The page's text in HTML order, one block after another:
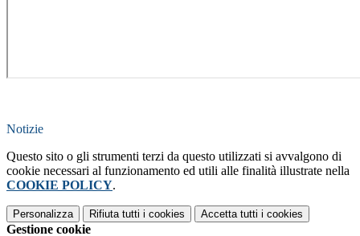
Notizie
Questo sito o gli strumenti terzi da questo utilizzati si avvalgono di
cookie necessari al funzionamento ed utili alle finalità illustrate nella
COOKIE POLICY.
Personalizza Rifiuta tutti i cookies Accetta tutti i cookies
Gestione cookie